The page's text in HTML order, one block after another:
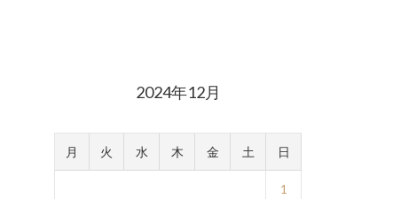
2024年12月
月 火 水 木 金 土 日
1